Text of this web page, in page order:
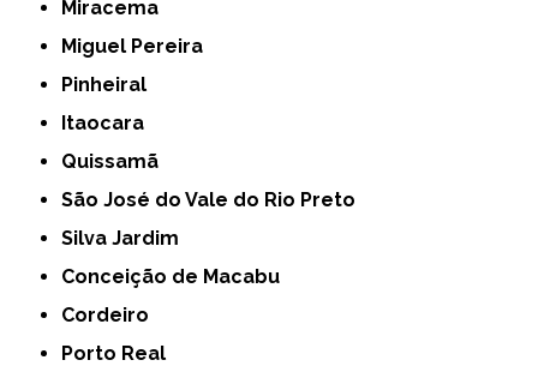
Miracema
Miguel Pereira
Pinheiral
Itaocara
Quissamã
São José do Vale do Rio Preto
Silva Jardim
Conceição de Macabu
Cordeiro
Porto Real